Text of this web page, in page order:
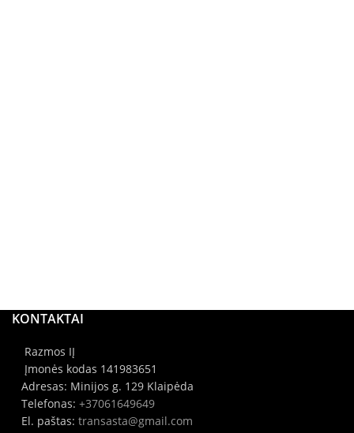
KONTAKTAI
Razmos IĮ
Įmonės kodas 141983651
Adresas: Minijos g. 129 Klaipėda
Telefonas: +37061649649
El. paštas: transasta@gmail.com